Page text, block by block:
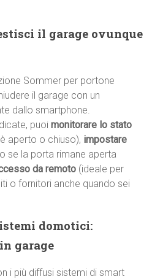
il garage ovunque
Sommer per portone
il garage con un
dallo smartphone.
puoimonitorare lo stato
aperto o chiuso), impostare
se la porta rimane aperta
da remoto (ideale per
o fornitori anche quando sei
domotici:
garage
i più diffusi sistemi di smart